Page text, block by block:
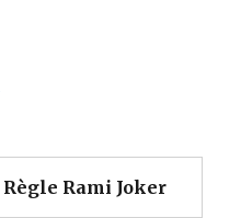
Règle Rami Joker